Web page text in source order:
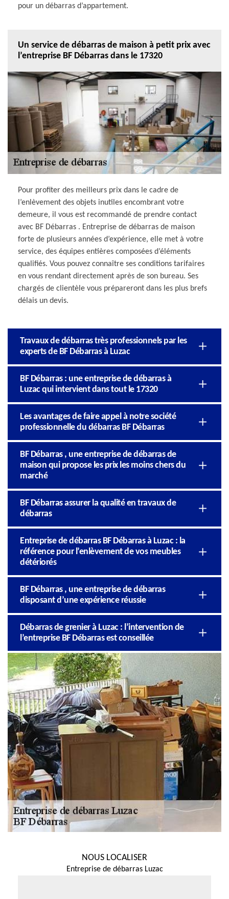
pour un débarras d’appartement.
Un service de débarras de maison à petit prix avec
l’entreprise BF Débarras dans le 17320
Pour profiter des meilleurs prix dans le cadre de
l’enlèvement des objets inutiles encombrant votre
demeure, il vous est recommandé de prendre contact
avec BF Débarras . Entreprise de débarras de maison
forte de plusieurs années d’expérience, elle met à votre
service, des équipes entières composées d’éléments
qualifiés. Vous pouvez connaître ses conditions tarifaires
en vous rendant directement après de son bureau. Ses
chargés de clientèle vous prépareront dans les plus brefs
délais un devis.
Travaux de débarras très professionnels par les
experts de BF Débarras à Luzac
BF Débarras : une entreprise de débarras à
Luzac qui intervient dans tout le 17320
Les avantages de faire appel à notre société
professionnelle du débarras BF Débarras
BF Débarras , une entreprise de débarras de
maison qui propose les prix les moins chers du
marché
BF Débarras assurer la qualité en travaux de
débarras
Entreprise de débarras BF Débarras à Luzac : la
référence pour l’enlèvement de vos meubles
détériorés
BF Débarras , une entreprise de débarras
disposant d’une expérience réussie
Débarras de grenier à Luzac : l’intervention de
l’entreprise BF Débarras est conseillée
NOUS LOCALISER
Entreprise de débarras Luzac